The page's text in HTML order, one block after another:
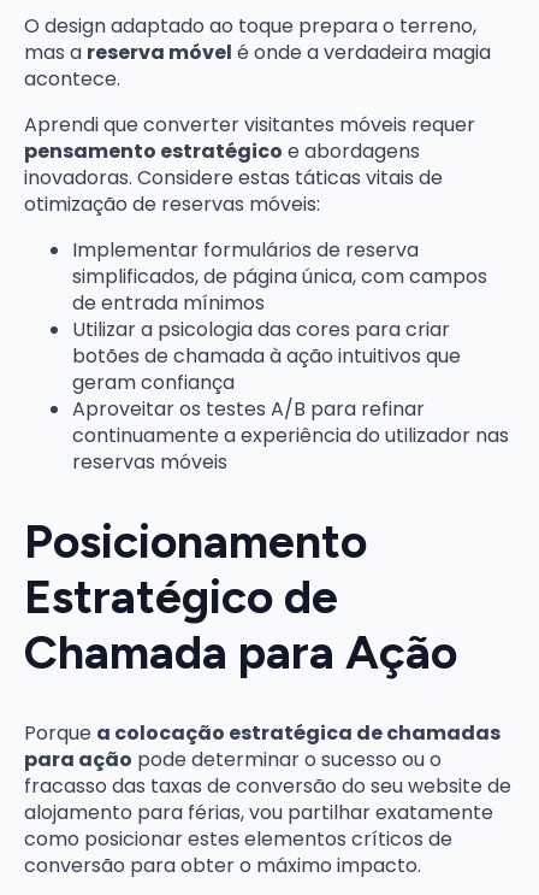
O design adaptado ao toque prepara o terreno,
mas a reserva móvel é onde a verdadeira magia
acontece.
Aprendi que converter visitantes móveis requer
pensamento estratégico e abordagens
inovadoras. Considere estas táticas vitais de
otimização de reservas móveis:
Implementar formulários de reserva
simplificados, de página única, com campos
de entrada mínimos
Utilizar a psicologia das cores para criar
botões de chamada à ação intuitivos que
geram confiança
Aproveitar os testes A/B para refinar
continuamente a experiência do utilizador nas
reservas móveis
Posicionamento
Estratégico de
Chamada para Ação
Porque a colocação estratégica de chamadas
para ação pode determinar o sucesso ou o
fracasso das taxas de conversão do seu website de
alojamento para férias, vou partilhar exatamente
como posicionar estes elementos críticos de
conversão para obter o máximo impacto.